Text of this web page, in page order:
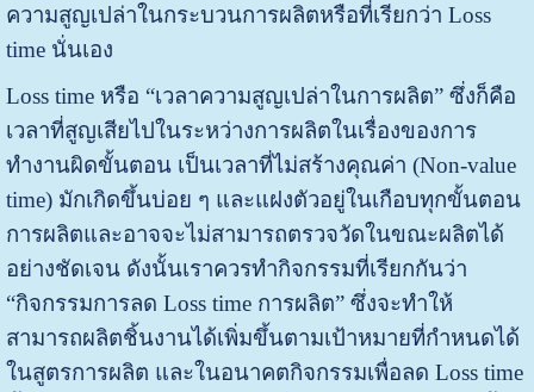
ความสูญเปล่าในกระบวนการผลิตหรือที่เรียกว่า Loss
time นั่นเอง
Loss time หรือ “เวลาความสูญเปล่าในการผลิต” ซึ่งก็คือ
เวลาที่สูญเสียไปในระหว่างการผลิตในเรื่องของการ
ทำงานผิดขั้นตอน เป็นเวลาที่ไม่สร้างคุณค่า (Non-value
time) มักเกิดขึ้นบ่อย ๆ และแฝงตัวอยู่ในเกือบทุกขั้นตอน
การผลิตและอาจจะไม่สามารถตรวจวัดในขณะผลิตได้
อย่างชัดเจน ดังนั้นเราควรทำกิจกรรมที่เรียกกันว่า
“กิจกรรมการลด Loss time การผลิต” ซึ่งจะทำให้
สามารถผลิตชิ้นงานได้เพิ่มขึ้นตามเป้าหมายที่กำหนดได้
ในสูตรการผลิต และในอนาคตกิจกรรมเพื่อลด Loss time